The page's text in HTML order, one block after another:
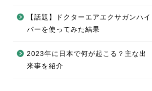
【話題】ドクターエアエクサガンハイ
パーを使ってみた結果
2023年に日本で何が起こる？主な出
来事を紹介